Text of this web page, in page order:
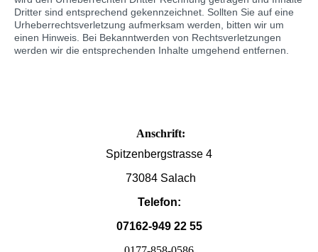
Dritter sind entsprechend gekennzeichnet. Sollten Sie auf eine
Urheberrechtsverletzung aufmerksam werden, bitten wir um
einen Hinweis. Bei Bekanntwerden von Rechtsverletzungen
werden wir die entsprechenden Inhalte umgehend entfernen.
Anschrift:
Spitzenbergstrasse 4
73084 Salach
Telefon:
07162-949 22 55